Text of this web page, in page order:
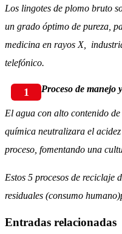
Los lingotes de plomo bruto
un grado óptimo de pureza,
medicina en rayos X,
telefónico.
Proceso de manejo
El agua con alto contenido
química neutralizara el
proceso, fomentando una
Estos 5 procesos de
residuales (consumo
Entradas relacionadas